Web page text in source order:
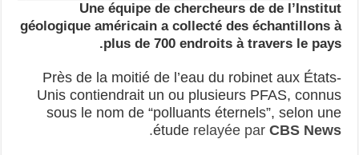
Une équipe de chercheurs de de l’Institut
géologique américain a collecté des échantillons à
plus de 700 endroits à travers le pays.
Près de la moitié de l’eau du robinet aux États-
Unis contiendrait un ou plusieurs PFAS, connus
sous le nom de “polluants éternels”, selon une
étuderelayée parCBS News
.